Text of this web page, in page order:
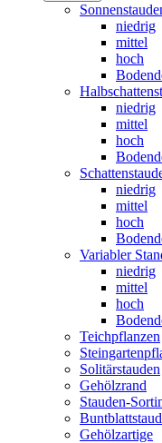
niedrig
mittel
hoch
niedrig
mittel
hoch
niedrig
mittel
hoch
Variabler
niedrig
mittel
hoch
Teichpflanzen
Solitärstauden
Gehölzrand
Stauden-
Gehölzartige